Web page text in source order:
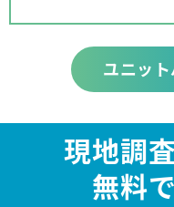
ユニッ
現地調
無料